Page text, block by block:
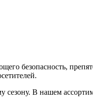
безопасность,
сезону. В нашем